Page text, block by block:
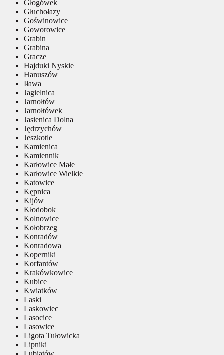
Głogówek
Głuchołazy
Goświnowice
Goworowice
Grabin
Grabina
Gracze
Hajduki Nyskie
Hanuszów
Iława
Jagielnica
Jarnołtów
Jarnołtówek
Jasienica Dolna
Jędrzychów
Jeszkotle
Kamienica
Kamiennik
Karłowice Małe
Karłowice Wielkie
Katowice
Kępnica
Kijów
Kłodobok
Kolnowice
Kołobrzeg
Konradów
Konradowa
Koperniki
Korfantów
Krakówkowice
Kubice
Kwiatków
Laski
Laskowiec
Lasocice
Lasowice
Ligota Tułowicka
Lipniki